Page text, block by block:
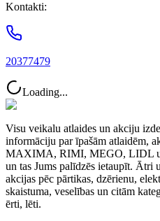
Kontakti:
20377479
Loading...
Visu veikalu atlaides un akciju
informāciju par īpašām atlaidēm,
MAXIMA, RIMI, MEGO, LIDL
un tas Jums palīdzēs ietaupīt. Ātri
akcijas pēc pārtikas, dzērienu,
skaistuma, veselības un citām
ērti, lēti.